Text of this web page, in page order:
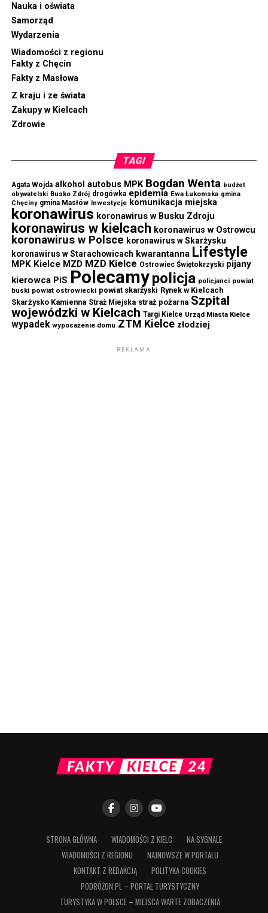
Nauka i oświata
Samorząd
Wydarzenia
Wiadomości z regionu
Fakty z Chęcin
Fakty z Masłowa
Z kraju i ze świata
Zakupy w Kielcach
Zdrowie
TAGI
Agata Wojda alkohol autobus MPK Bogdan Wenta budżet
obywatelski Busko Zdrój drogówka epidemia Ewa Łukomska gmina
Chęciny gmina Masłów Inwestycje komunikacja miejska
koronawirus koronawirus w Busku Zdroju
koronawirus w kielcach koronawirus w Ostrowcu
koronawirus w Polsce koronawirus w Skarżysku
koronawirus w Starachowicach kwarantanna Lifestyle
MPK Kielce MZD MZD Kielce Ostrowiec Świętokrzyski pijany
kierowca PiS Polecamypolicja policjanci powiat
buski powiat ostrowiecki powiat skarżyski Rynek w Kielcach
Skarżysko Kamienna Straż Miejska straż pożarna Szpital
wojewódzki w Kielcach Targi Kielce Urząd Miasta Kielce
wypadek wyposażenie domu ZTM Kielce złodziej
REKLAMA
STRONA GŁÓWNA WIADOMOŚCI Z KIELC
NA SYGNALE
WIADOMOŚCI Z REGIONU
NAJNOWSZE W PORTALU
KONTAKT Z REDAKCJĄ
POLITYKA COOKIES
PODRÓŻON.PL – PORTAL TURYSTYCZNY
TURYSTYKA W POLSCE – MIEJSCA WARTE ZOBACZENIA